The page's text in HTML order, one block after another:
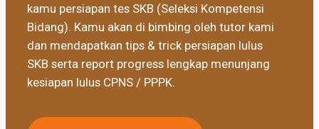
kamu persiapan tes SKB (Seleksi Kompetensi
Bidang). Kamu akan di bimbing oleh tutor kami
dan mendapatkan tips & trick persiapan lulus
SKB serta report progress lengkap menunjang
kesiapan lulus CPNS / PPPK.